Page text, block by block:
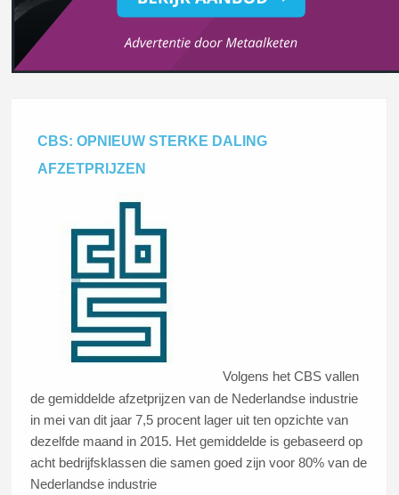
CBS: OPNIEUW STERKE DALING
AFZETPRIJZEN
Volgens het CBS vallen
de gemiddelde afzetprijzen van de Nederlandse industrie
in mei van dit jaar 7,5 procent lager uit ten opzichte van
dezelfde maand in 2015. Het gemiddelde is gebaseerd op
acht bedrijfsklassen die samen goed zijn voor 80% van de
Nederlandse industrie